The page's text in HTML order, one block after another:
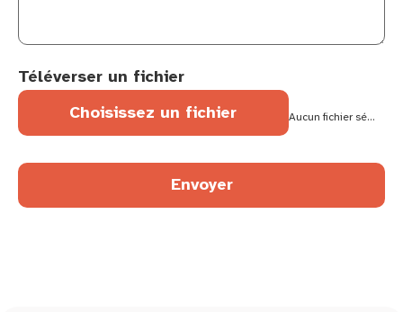
Téléverser un fichier
Choisissez un fichier
Aucun fichier sélectionné
Envoyer